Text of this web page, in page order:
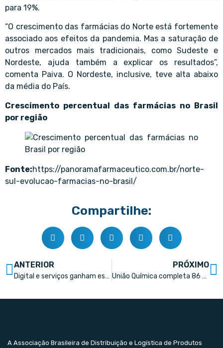
para 19%.
“O crescimento das farmácias do Norte está fortemente
associado aos efeitos da pandemia. Mas a saturação de
outros mercados mais tradicionais, como Sudeste e
Nordeste, ajuda também a explicar os resultados”,
comenta Paiva. O Nordeste, inclusive, teve alta abaixo
da média do País.
Crescimento percentual das farmácias no Brasil
por região
Fonte:https://panoramafarmaceutico.com.br/norte-
sul-evolucao-farmacias-no-brasil/
Compartilhe:
ANTERIOR
Digital e serviços ganham espaço nos investimentos das farmácias
PRÓXIMO
União Química completa 86 anos de história
A Associação Brasileira de Distribuição e Logística de Produtos